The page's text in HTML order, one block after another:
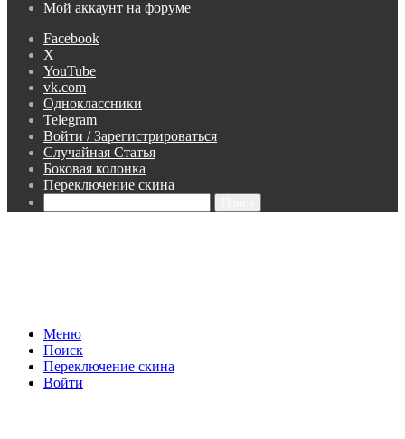
Мой аккаунт на форуме
Facebook
X
YouTube
vk.com
Одноклассники
Telegram
Войти / Зарегистрироваться
Случайная Статья
Боковая колонка
Переключение скина
Меню
Поиск
Переключение скина
Войти